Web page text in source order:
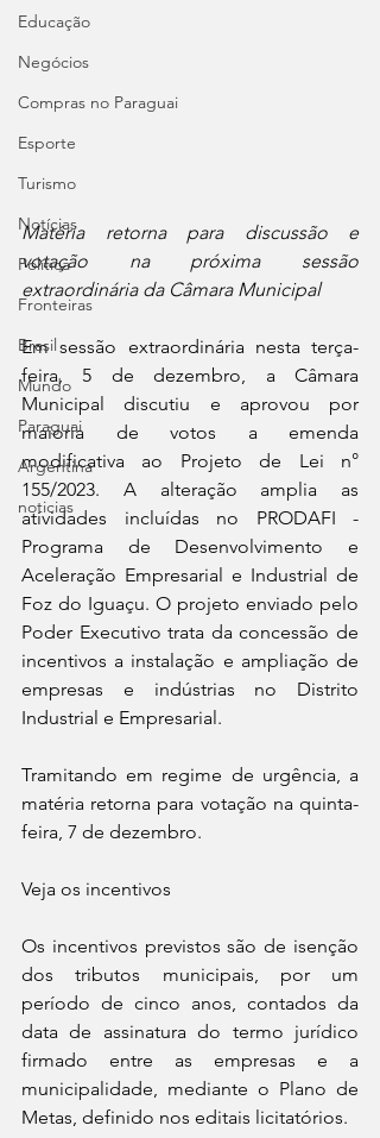
Educação
Negócios
Compras no Paraguai
Esporte
Turismo
Notícias
Política
Fronteiras
Brasil
Mundo
Paraguai
Argentina
noticias
Matéria retorna para discussão e
votação na próxima sessão
extraordinária da Câmara Municipal
Em sessão extraordinária nesta terça-
feira, 5 de dezembro, a Câmara
Municipal discutiu e aprovou por
maioria de votos a emenda
modificativa ao Projeto de Lei n°
155/2023. A alteração amplia as
atividades incluídas no PRODAFI -
Programa de Desenvolvimento e
Aceleração Empresarial e Industrial de
Foz do Iguaçu. O projeto enviado pelo
Poder Executivo trata da concessão de
incentivos a instalação e ampliação de
empresas e indústrias no Distrito
Industrial e Empresarial.
Tramitando em regime de urgência, a
matéria retorna para votação na quinta-
feira, 7 de dezembro.
Veja os incentivos
Os incentivos previstos são de isenção
dos tributos municipais, por um
período de cinco anos, contados da
data de assinatura do termo jurídico
firmado entre as empresas e a
municipalidade, mediante o Plano de
Metas, definido nos editais licitatórios.